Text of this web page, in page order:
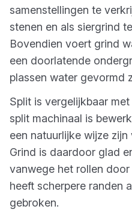
samenstellingen te
stenen en als siergrind
Bovendien voert grind
een doorlatende
plassen water gevormd
Split is vergelijkbaar
split machinaal is
een natuurlijke wijze
Grind is daardoor glad
vanwege het rollen
heeft scherpere randen
gebroken.